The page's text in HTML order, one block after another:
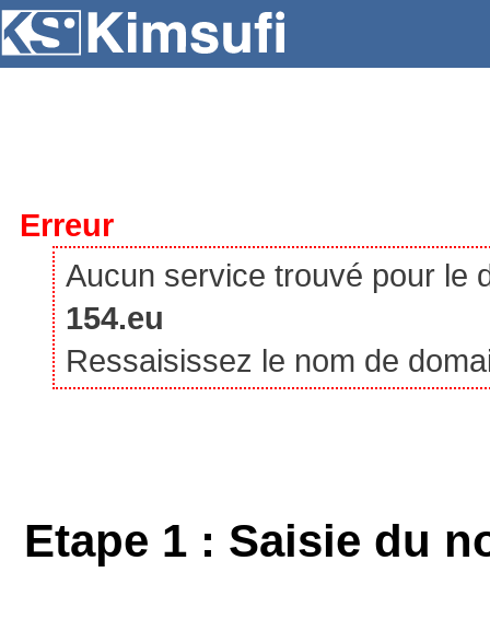
Erreur
Aucun service trouvé pour le
154.eu
Ressaisissez le nom de
Etape 1 : Saisie du